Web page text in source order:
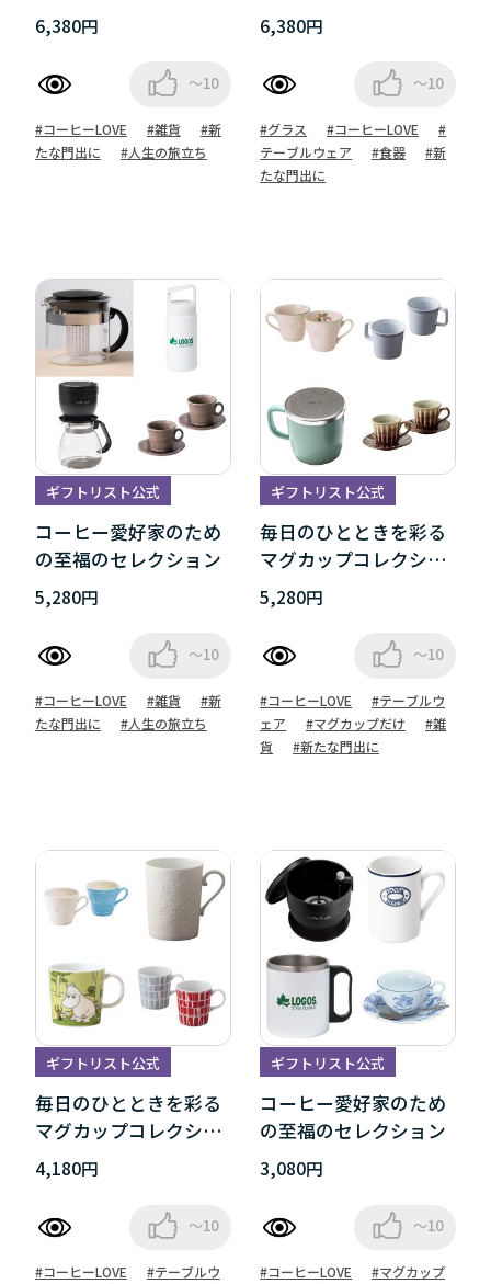
6,380円
～10
#コーヒーLOVE #雑貨
#新
たな門出に
#人生の旅立ち
ン
6,380円
～10
#グラス #コーヒーLOVE
#
テーブルウェア
#食器
#新
たな門出に
ギフトリスト公式
コーヒー愛好家のため
の至福のセレクション
5,280円
～10
#コーヒーLOVE #雑貨
#新
たな門出に
#人生の旅立ち
ギフトリスト公式
毎日のひとときを彩る
マグカップコレクショ
ン
5,280円
～10
#コーヒーLOVE
#テーブルウ
ェア
#マグカップだけ
#雑
貨
#新たな門出に
ギフトリスト公式
毎日のひとときを彩る
マグカップコレクショ
ン
4,180円
～10
#コーヒーLOVE
#テーブルウ
ギフトリスト公式
コーヒー愛好家のため
の至福のセレクション
3,080円
～10
#コーヒーLOVE
#マグカップ